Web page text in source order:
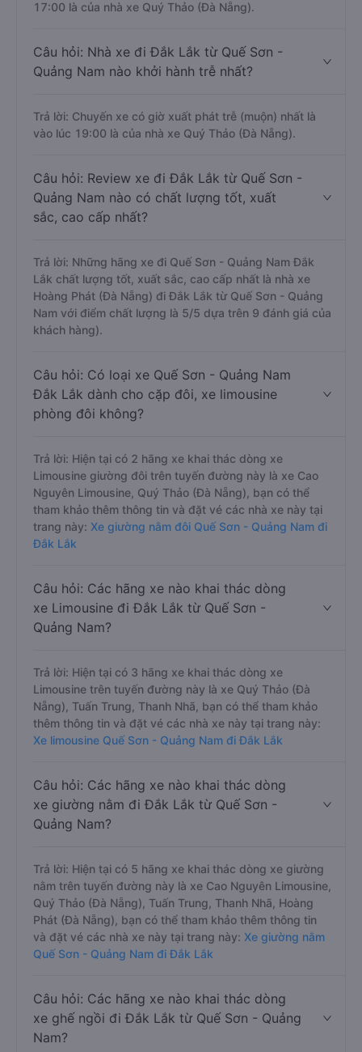
17:00 là của nhà xe Quý Thảo (Đà Nẵng).
Câu hỏi: Nhà xe đi Đắk Lắk từ Quế Sơn -
Quảng Nam nào khởi hành trễ nhất?
Trả lời: Chuyến xe có giờ xuất phát trễ (muộn) nhất là
vào lúc 19:00 là của nhà xe Quý Thảo (Đà Nẵng).
Câu hỏi: Review xe đi Đắk Lắk từ Quế Sơn -
Quảng Nam nào có chất lượng tốt, xuất
sắc, cao cấp nhất?
Trả lời: Những hãng xe đi Quế Sơn - Quảng Nam Đắk
Lắk chất lượng tốt, xuất sắc, cao cấp nhất là nhà xe
Hoàng Phát (Đà Nẵng) đi Đắk Lắk từ Quế Sơn - Quảng
Nam với điểm chất lượng là 5/5 dựa trên 9 đánh giá của
khách hàng).
Câu hỏi: Có loại xe Quế Sơn - Quảng Nam
Đắk Lắk dành cho cặp đôi, xe limousine
phòng đôi không?
Trả lời: Hiện tại có 2 hãng xe khai thác dòng xe
Limousine giường đôi trên tuyến đường này là xe Cao
Nguyên Limousine, Quý Thảo (Đà Nẵng), bạn có thể
tham khảo thêm thông tin và đặt vé các nhà xe này tại
trang này: Xe giường nằm đôi Quế Sơn - Quảng Nam đi
Đắk Lắk
Câu hỏi: Các hãng xe nào khai thác dòng
xe Limousine đi Đắk Lắk từ Quế Sơn -
Quảng Nam?
Trả lời: Hiện tại có 3 hãng xe khai thác dòng xe
Limousine trên tuyến đường này là xe Quý Thảo (Đà
Nẵng), Tuấn Trung, Thanh Nhã, bạn có thể tham khảo
thêm thông tin và đặt vé các nhà xe này tại trang này:
Xe limousine Quế Sơn - Quảng Nam đi Đắk Lắk
Câu hỏi: Các hãng xe nào khai thác dòng
xe giường nằm đi Đắk Lắk từ Quế Sơn -
Quảng Nam?
Trả lời: Hiện tại có 5 hãng xe khai thác dòng xe giường
nằm trên tuyến đường này là xe Cao Nguyên Limousine,
Quý Thảo (Đà Nẵng), Tuấn Trung, Thanh Nhã, Hoàng
Phát (Đà Nẵng), bạn có thể tham khảo thêm thông tin
và đặt vé các nhà xe này tại trang này: Xe giường nằm
Quế Sơn - Quảng Nam đi Đắk Lắk
Câu hỏi: Các hãng xe nào khai thác dòng
xe ghế ngồi đi Đắk Lắk từ Quế Sơn - Quảng
Nam?